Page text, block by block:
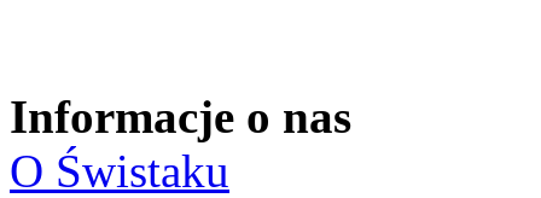
Informacje o nas
O Świstaku